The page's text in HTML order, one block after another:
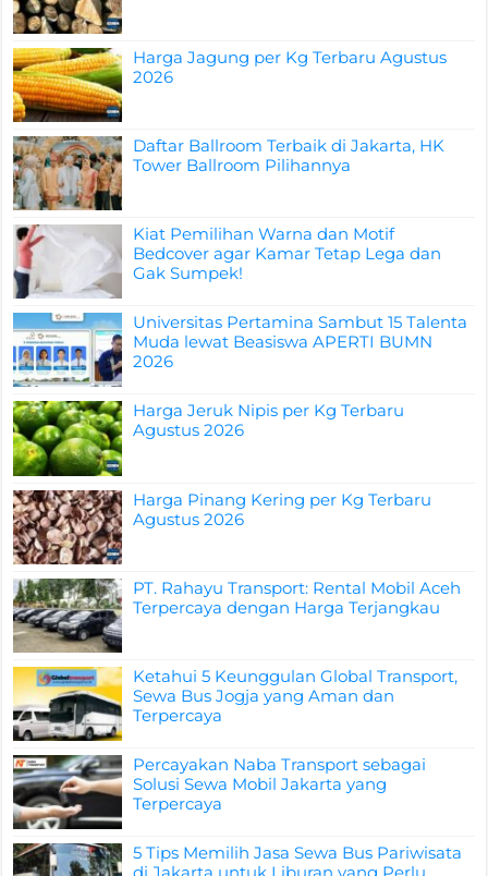
Harga Jagung per Kg Terbaru Agustus
2026
Daftar Ballroom Terbaik di Jakarta, HK
Tower Ballroom Pilihannya
Kiat Pemilihan Warna dan Motif
Bedcover agar Kamar Tetap Lega dan
Gak Sumpek!
Universitas Pertamina Sambut 15 Talenta
Muda lewat Beasiswa APERTI BUMN
2026
Harga Jeruk Nipis per Kg Terbaru
Agustus 2026
Harga Pinang Kering per Kg Terbaru
Agustus 2026
PT. Rahayu Transport: Rental Mobil Aceh
Terpercaya dengan Harga Terjangkau
Ketahui 5 Keunggulan Global Transport,
Sewa Bus Jogja yang Aman dan
Terpercaya
Percayakan Naba Transport sebagai
Solusi Sewa Mobil Jakarta yang
Terpercaya
5 Tips Memilih Jasa Sewa Bus Pariwisata